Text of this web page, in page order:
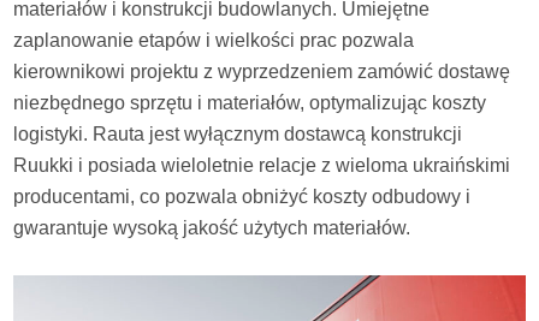
materiałów i konstrukcji budowlanych. Umiejętne
zaplanowanie etapów i wielkości prac pozwala
kierownikowi projektu z wyprzedzeniem zamówić dostawę
niezbędnego sprzętu i materiałów, optymalizując koszty
logistyki. Rauta jest wyłącznym dostawcą konstrukcji
Ruukki i posiada wieloletnie relacje z wieloma ukraińskimi
producentami, co pozwala obniżyć koszty odbudowy i
gwarantuje wysoką jakość użytych materiałów.